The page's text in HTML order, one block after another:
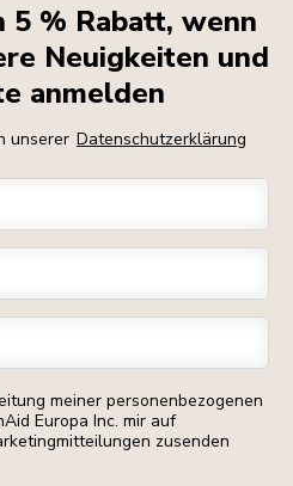
5 % Rabatt, wenn
Neuigkeiten und
anmelden
unserer Datenschutzerklärung
meiner personenbezogenen
Europa Inc. mir auf
zusenden